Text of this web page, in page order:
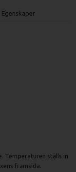
Egenskaper
Temperaturen ställs in
framsida.